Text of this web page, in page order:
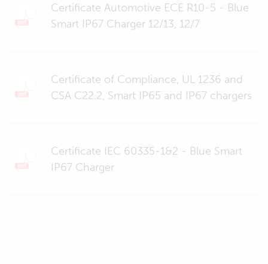
Certificate Automotive ECE R10-5 - Blue
Smart IP67 Charger 12/13, 12/7
Certificate of Compliance, UL 1236 and
CSA C22.2, Smart IP65 and IP67 chargers
Certificate IEC 60335-1&2 - Blue Smart
IP67 Charger